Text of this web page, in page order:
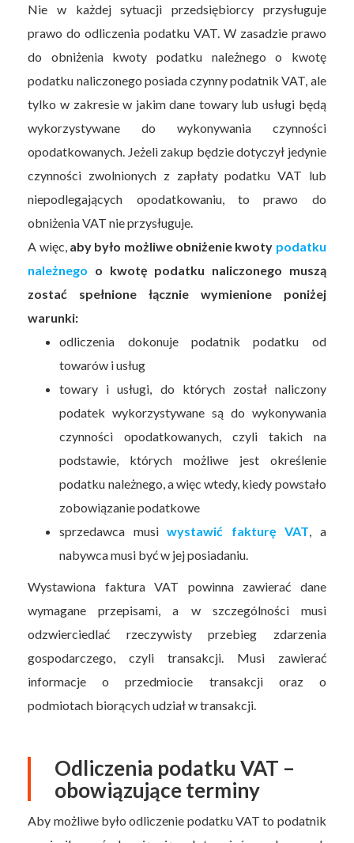
Nie w każdej sytuacji przedsiębiorcy przysługuje
prawo do odliczenia podatku VAT. W zasadzie prawo
do obniżenia kwoty podatku należnego o kwotę
podatku naliczonego posiada czynny podatnik VAT, ale
tylko w zakresie w jakim dane towary lub usługi będą
wykorzystywane do wykonywania czynności
opodatkowanych. Jeżeli zakup będzie dotyczył jedynie
czynności zwolnionych z zapłaty podatku VAT lub
niepodlegających opodatkowaniu, to prawo do
obniżenia VAT nie przysługuje.
A więc, aby było możliwe obniżenie kwoty podatku
należnego o kwotę podatku naliczonego muszą
zostać spełnione łącznie wymienione poniżej
warunki:
odliczenia dokonuje podatnik podatku od
towarów i usług
towary i usługi, do których został naliczony
podatek wykorzystywane są do wykonywania
czynności opodatkowanych, czyli takich na
podstawie, których możliwe jest określenie
podatku należnego, a więc wtedy, kiedy powstało
zobowiązanie podatkowe
sprzedawca musiwystawić fakturę VAT , a
nabywca musi być w jej posiadaniu.
Wystawiona faktura VAT powinna zawierać dane
wymagane przepisami, a w szczególności musi
odzwierciedlać rzeczywisty przebieg zdarzenia
gospodarczego, czyli transakcji. Musi zawierać
informacje o przedmiocie transakcji oraz o
podmiotach biorących udział w transakcji.
Odliczenia podatku VAT –
obowiązujące terminy
Aby możliwe było odliczenie podatku VAT to podatnik